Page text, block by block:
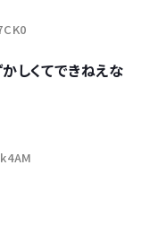
しくてできねえな